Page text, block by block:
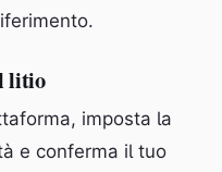
litio
imposta la
e conferma il tuo